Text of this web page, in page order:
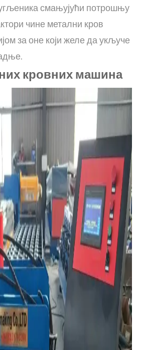
смањујући потрошњу
чине метални кров
за оне који желе да укључе
кровних машина